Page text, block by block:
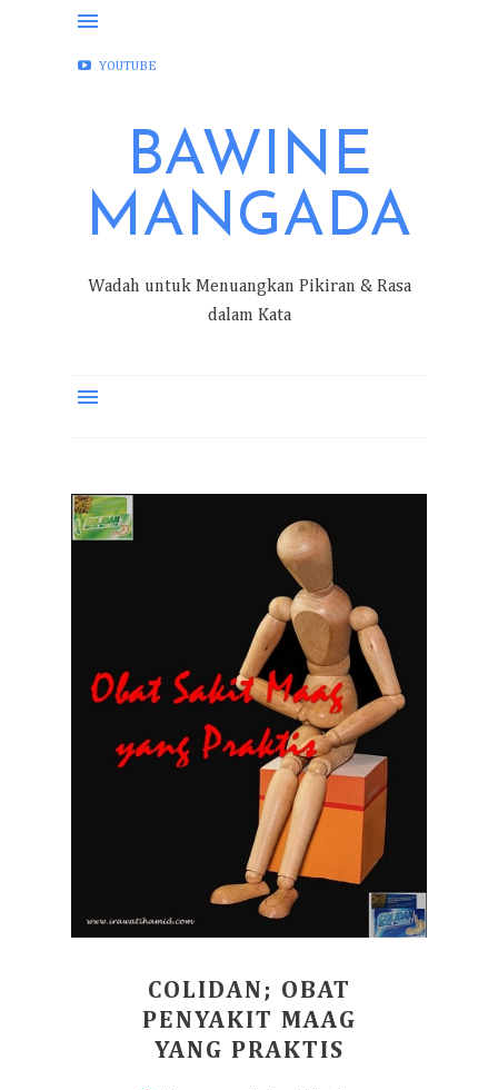
FACEBOOK
YOUTUBE
BAWINE
MANGADA
Wadah untuk Menuangkan Pikiran & Rasa
dalam Kata
COLIDAN; OBAT
PENYAKIT MAAG
YANG PRAKTIS